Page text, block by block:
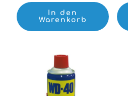
In den
Warenkorb